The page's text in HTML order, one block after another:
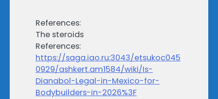
References:
The steroids
References:
https://saga.iao.ru:3043/etsukoc045
0929/ashkert.am1584/wiki/Is-
Dianabol-Legal-in-Mexico-for-
Bodybuilders-in-2026%3F